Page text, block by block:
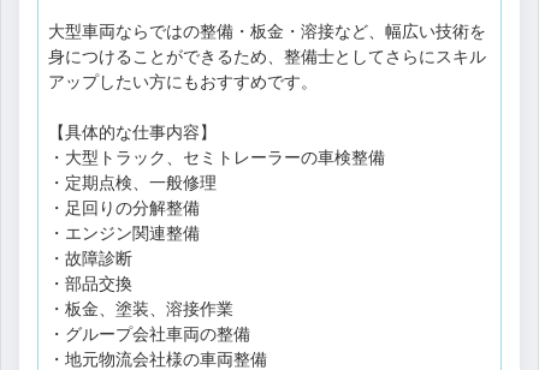
大型車両ならではの整備・板金・溶接など、幅広い技術を
身につけることができるため、整備士としてさらにスキル
アップしたい方にもおすすめです。
【具体的な仕事内容】
・大型トラック、セミトレーラーの車検整備
・定期点検、一般修理
・足回りの分解整備
・エンジン関連整備
・故障診断
・部品交換
・板金、塗装、溶接作業
・グループ会社車両の整備
・地元物流会社様の車両整備